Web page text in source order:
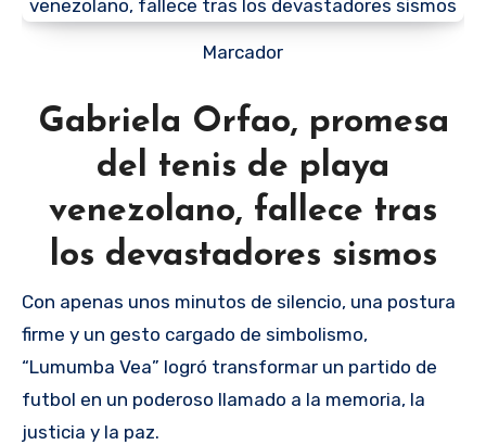
Marcador
Gabriela Orfao, promesa
del tenis de playa
venezolano, fallece tras
los devastadores sismos
Con apenas unos minutos de silencio, una postura
firme y un gesto cargado de simbolismo,
“Lumumba Vea” logró transformar un partido de
futbol en un poderoso llamado a la memoria, la
justicia y la paz.